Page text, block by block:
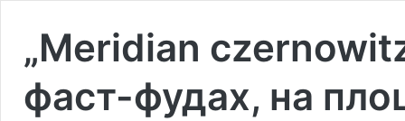
„Meridian
фаст-фудах, на